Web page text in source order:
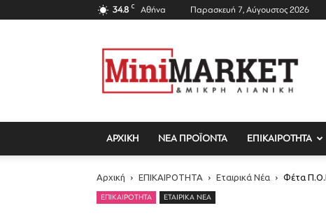
34.8 C Αθήνα Παρασκευή 7, Αύγουστος 2026
Mini
Market
Magazine
ΑΡΧΙΚΗ ΝΕΑ ΠΡΟΪΟΝΤΑ ΕΠΙΚΑΙΡΟΤΗΤΑ
Αρχική ΕΠΙΚΑΙΡΟΤΗΤΑ Εταιρικά Νέα Φέτα
ΕΠΙΚΑΙΡΟΤΗΤΑ ΕΤΑΙΡΙΚΆ ΝΈΑ